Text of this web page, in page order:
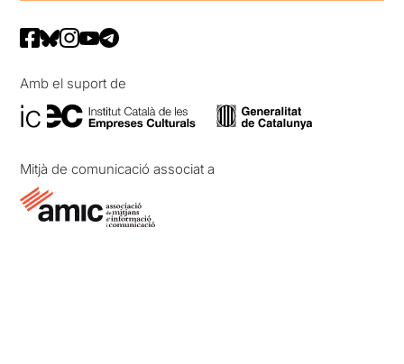
Amb el suport de
Mitjà de comunicació associat a